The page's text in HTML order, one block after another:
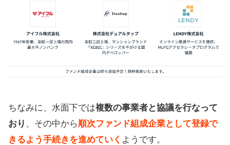
ちなみに、水面下では複数の事業者と協議を行なって
おり 、その中から順次ファンド組成企業として登録で
きるよう手続きを進めていく ようです。